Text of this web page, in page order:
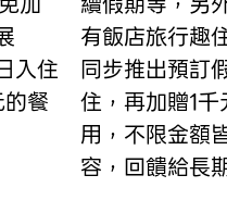
入住
餐
有飯店旅行趣
同步推出預訂
住，再加贈1
用，不限金額
容，回饋給長